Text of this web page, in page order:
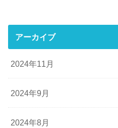
アーカイブ
2024年11月
2024年9月
2024年8月